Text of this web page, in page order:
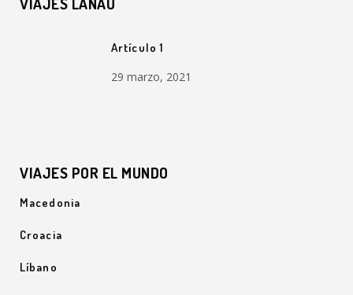
Artículo 1
29 marzo, 2021
VIAJES POR EL MUNDO
Macedonia
Croacia
Líbano